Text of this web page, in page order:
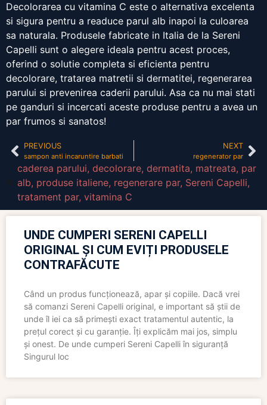
Decolorarea cu vitamina C este o alternativa excelenta
si sigura pentru a readuce parul alb inapoi la culoarea
sa naturala. Produsele fabricate in Italia de la Sereni
Capelli sunt o alegere ideala pentru acest proces,
oferind o solutie completa si eficienta pentru
decolorare, tratarea matretii si dermatitei, regenerarea
parului si prevenirea caderii parului. Asa ca nu mai stati
pe ganduri si incercati aceste produse pentru a avea un
par frumos si sanatos!
PREVIOUS
sampon anti incaruntire barbati
NEXT
regenerator par
caderea parului, decolorare, dermatita, matreata, par
alb, produse italiene, regenerare par, Sereni Capelli,
tratament par, vitamina C
UNDE CUMPERI SERENI CAPELLI
ORIGINAL ȘI CUM EVIȚI PRODUSELE
CONTRAFĂCUTE
Când un produs funcționează, apar și copiile. Dacă vrei
să comanzi Sereni Capelli original, e important să știi de
unde îl iei ca să primești exact tratamentul autentic, la
prețul corect și cu garanție. Îți explicăm mai jos, simplu
și onest. De unde cumperi Sereni Capelli în siguranță
Singurul loc